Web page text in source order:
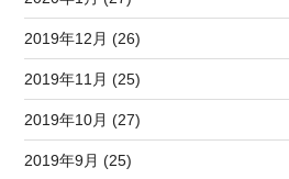
2019年12月 (26)
2019年11月 (25)
2019年10月 (27)
2019年9月 (25)